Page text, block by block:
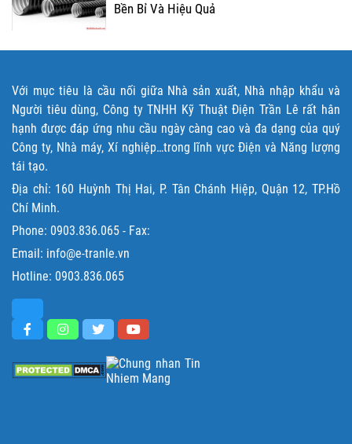
Bền Bỉ Và Hiệu Quả
Với mục tiêu là cầu nối giữa Nhà sản xuất, Nhà nhập khẩu và
Người tiêu dùng, Công ty TNHH Kỹ Thuật Điện Trần Lê rất hân
hạnh được đáp ứng nhu cầu ngày càng cao và đa dạng của quý
Công ty, Nhà máy, Xí nghiệp…trong lĩnh vực Điện và Năng lượng
tái tạo.
Địa chỉ: 160 Huỳnh Thị Hai, P. Tân Chánh Hiệp, Quận 12, TP.Hồ
Chí Minh.
Phone: 0903.836.065 - Fax:
Email: info@e-tranle.vn
Hotline: 0903.836.065